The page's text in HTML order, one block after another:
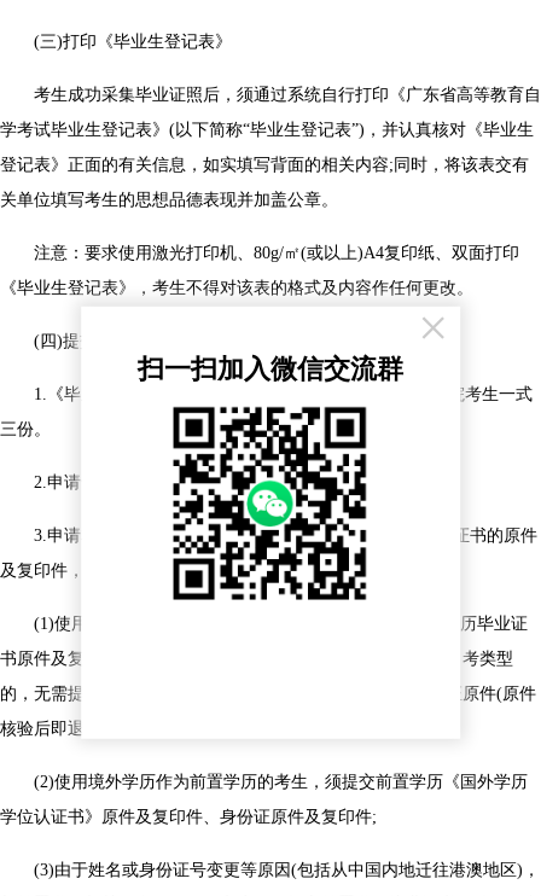
(三)打印《毕业生登记表》
考生成功采集毕业证照后，须通过系统自行打印《广东省高等教育自
学考试毕业生登记表》(以下简称“毕业生登记表”)，并认真核对《毕业生
登记表》正面的有关信息，如实填写背面的相关内容;同时，将该表交有
关单位填写考生的思想品德表现并加盖公章。
注意：要求使用激光打印机、80g/㎡(或以上)A4复印纸、双面打印
《毕业生登记表》，考生不得对该表的格式及内容作任何更改。
(四)提交材料
1.《毕业生登记表》，社会考生一式两份，公开(开放)学院考生一式
三份。
2.申请专科毕业的考生，无需提交身份证原件及复印件。
3.申请本科毕业的考生，无需提交身份证、前置学历毕业证书的原件
及复印件，以下特殊情况除外：
(1)使用非中国内地身份证申请毕业的考生，须提交前置学历毕业证
书原件及复印件、《教育部学籍在线验证报告》(前置学历为自考类型
的，无需提供)、《教育部学历证书电子注册备案表》、身份证原件(原件
核验后即退还，下同)及复印件;
(2)使用境外学历作为前置学历的考生，须提交前置学历《国外学历
学位认证书》原件及复印件、身份证原件及复印件;
(3)由于姓名或身份证号变更等原因(包括从中国内地迁往港澳地区)，
×
扫一扫加入微信交流群